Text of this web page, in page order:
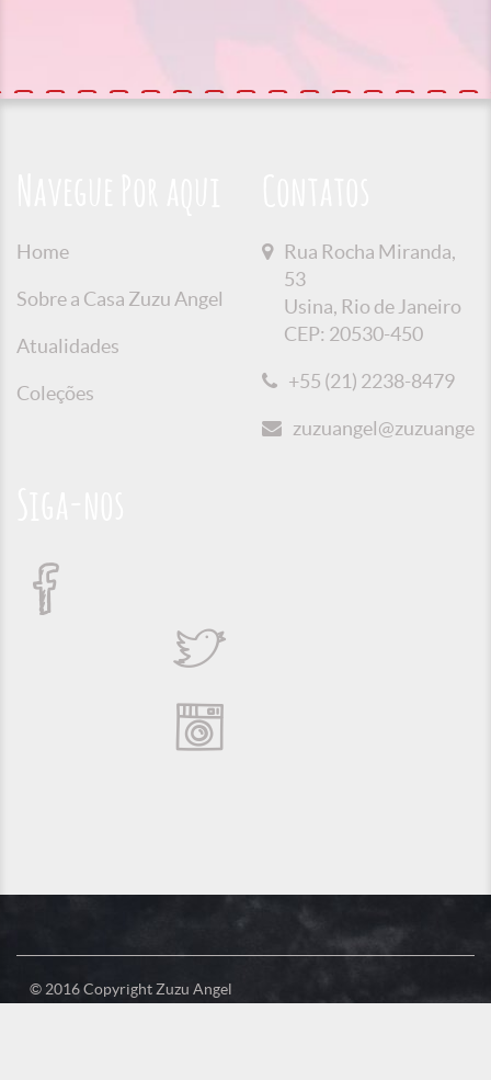
Home
Sobre a Casa Zuzu Angel
Atualidades
Coleções
Rua Rocha Miranda,
53
Usina, Rio de Janeiro
CEP: 20530-450
+55 (21) 2238-8479
© 2016 Copyright Zuzu Angel